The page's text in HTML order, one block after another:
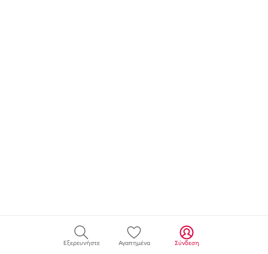
Εξερευνήστε Αγαπημένα Σύνδεση